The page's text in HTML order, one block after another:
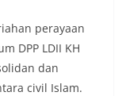
perayaan
DPP LDII KH
dan
civil Islam.